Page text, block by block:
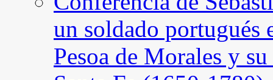
un soldado portugués
Pesoa de Morales y